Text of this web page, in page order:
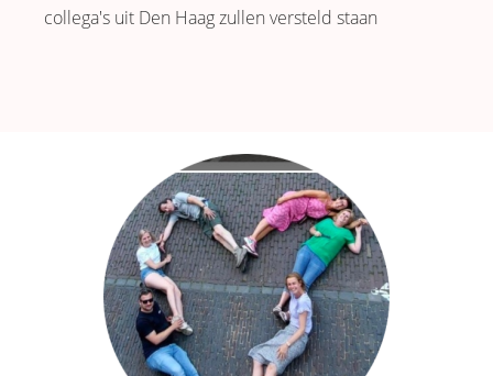
collega's uit Den Haag zullen versteld staan